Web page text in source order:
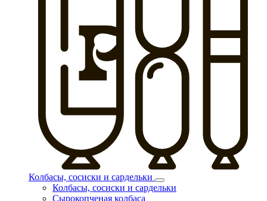
Колбасы, сосиски и сардельки
Колбасы, сосиски и сардельки
Сырокопченая колбаса